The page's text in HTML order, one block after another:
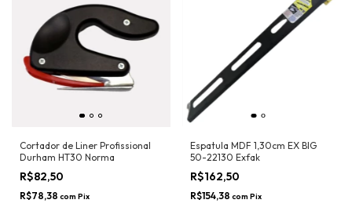
Cortador de Liner Profissional
Durham HT30 Norma
R$82,50
R$78,38 com Pix
Espatula MDF 1,30cm EX BIG
50-22130 Exfak
R$162,50
R$154,38 com Pix